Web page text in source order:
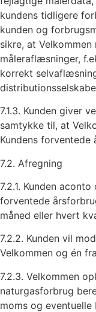
kundens tidligere
kunden og
sikre, at
måleraflæsninger,
korrekt
7.1.3. Kunden giver
samtykke til, at
Kundens
7.2. Afregning
7.2.1. Kunden
forventede
måned eller hvert
7.2.2. Kunden vil
Velkommen og én
7.2.3. Velkommen
naturgasforbrug
moms og